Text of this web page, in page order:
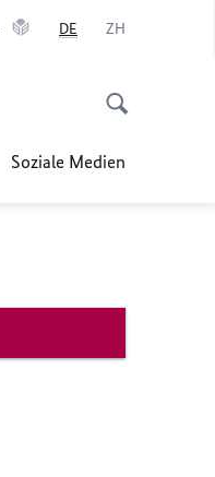
DE ZH
Soziale Medien